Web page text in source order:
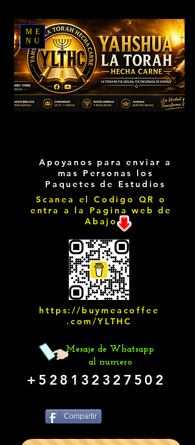
Apoyanos para enviar a
mas Personas los
Paquetes de Estudios
Scanea el Codigo QR o
entra a la Pagina web de
Abajo
https://buymeacoffee
.com/YLTHC
Mesaje de Whatsapp
al numero
+528132327502
Compartir
ME
NU